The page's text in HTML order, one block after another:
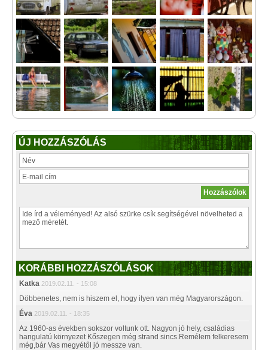
ÚJ HOZZÁSZÓLÁS
KORÁBBI HOZZÁSZÓLÁSOK
Katka 2019.02.11. - 15:08
Döbbenetes, nem is hiszem el, hogy ilyen van még Magyarországon.
Éva 2019.02.11. - 18:35
Az 1960-as években sokszor voltunk ott. Nagyon jó hely, családias
hangulatú környezet Kőszegen még strand sincs.Remélem felkeresem
még,bár Vas megyétől jó messze van.